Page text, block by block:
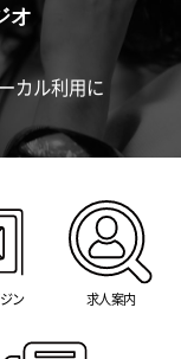
オ
カル利用に
ン 求人案内